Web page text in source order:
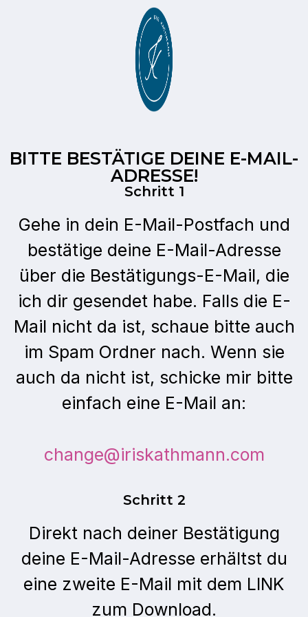
BITTE BESTÄTIGE DEINE E-MAIL-
ADRESSE!
Schritt 1
Gehe in dein E-Mail-Postfach und
bestätige deine E-Mail-Adresse
über die Bestätigungs-E-Mail, die
ich dir gesendet habe. Falls die E-
Mail nicht da ist, schaue bitte auch
im Spam Ordner nach. Wenn sie
auch da nicht ist, schicke mir bitte
einfach eine E-Mail an:
change@iriskathmann.com
Schritt 2
Direkt nach deiner Bestätigung
deine E-Mail-Adresse erhältst du
eine zweite E-Mail mit dem LINK
zum Download.